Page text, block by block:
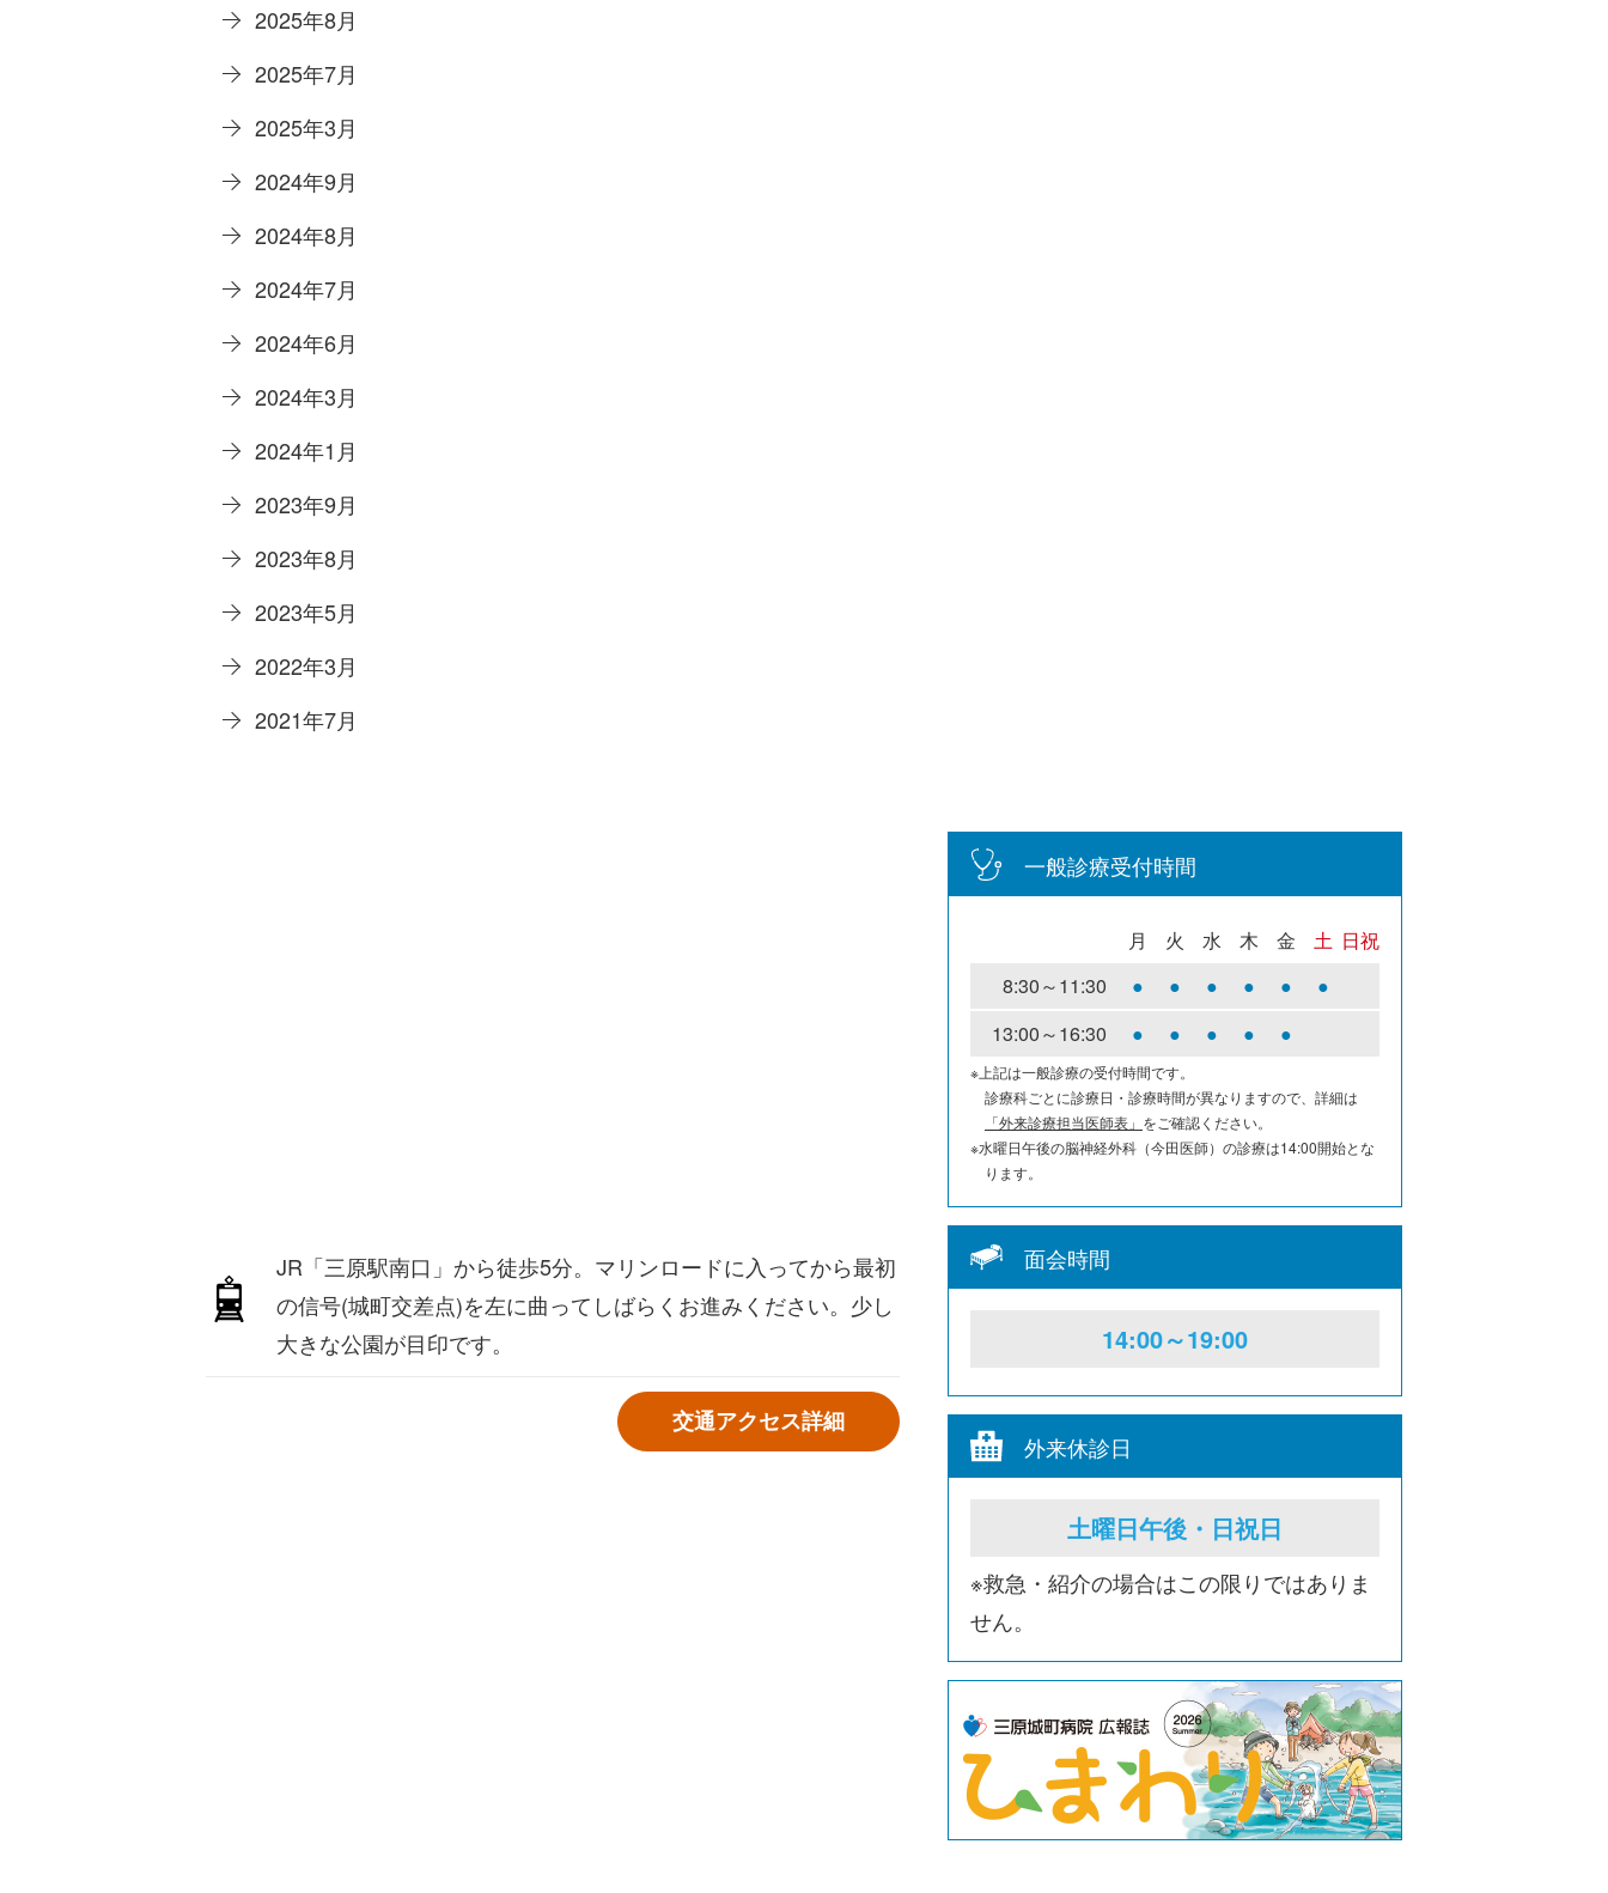
2025年8月
2025年7月
2025年3月
2024年9月
2024年8月
2024年7月
2024年6月
2024年3月
2024年1月
2023年9月
2023年8月
2023年5月
2022年3月
2021年7月
JR「三原駅南口」から徒歩5分。マリンロードに入ってから最初
の信号(城町交差点)を左に曲ってしばらくお進みください。少し
大きな公園が目印です。
交通アクセス詳細
一般診療受付時間
月 火 水 木 金 土 日祝
8:30～11:30
● ● ● ● ●
●
13:00～16:30
● ● ● ● ●
※上記は一般診療の受付時間です。
診療科ごとに診療日・診療時間が異なりますので、詳細は
「外来診療担当医師表」 をご確認ください。
※水曜日午後の脳神経外科（今田医師）の診療は14:00開始とな
ります。
面会時間
14:00～19:00
外来休診日
土曜日午後・日祝日
※救急・紹介の場合はこの限りではありま
せん。